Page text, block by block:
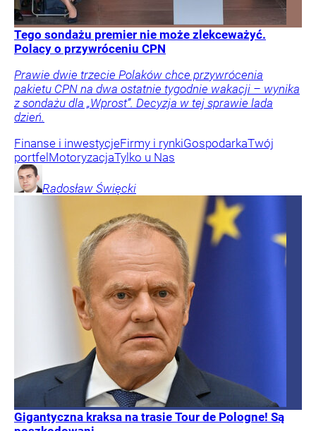
Tego sondażu premier nie może zlekceważyć.
Polacy o przywróceniu CPN
Prawie dwie trzecie Polaków chce przywrócenia
pakietu CPN na dwa ostatnie tygodnie wakacji – wynika
z sondażu dla „Wprost”. Decyzja w tej sprawie lada
dzień.
Finanse i inwestycjeFirmy i rynkiGospodarkaTwój
portfelMotoryzacjaTylko u Nas
Radosław Święcki
Gigantyczna kraksa na trasie Tour de Pologne! Są